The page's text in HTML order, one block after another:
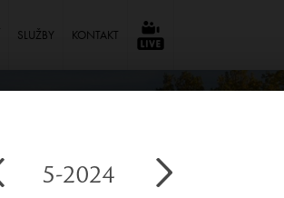
SLUŽBY KONTAKT ⠀
5-2024